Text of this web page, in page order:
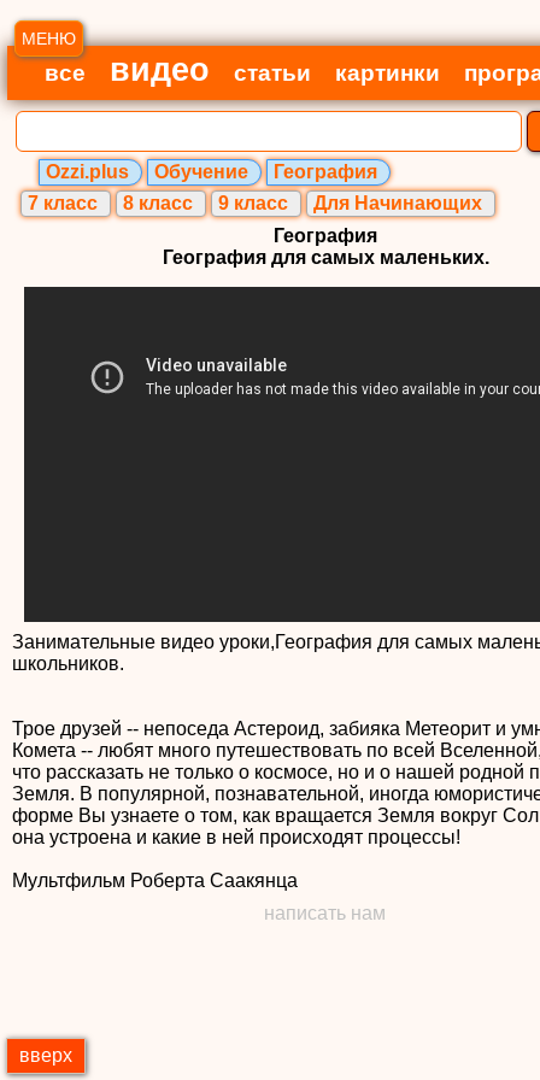
МЕНЮ
все видео статьи картинки
Ozzi.plus Обучение
География
7 класс
8 класс 9 класс
Для Начинающих
География
География для самых маленьких.
Занимательные видео уроки,География для самых
школьников.
Трое друзей -- непоседа Астероид, забияка Метеорит и
Комета -- любят много путешествовать по всей
что рассказать не только о космосе, но и о нашей родной
Земля. В популярной, познавательной, иногда
форме Вы узнаете о том, как вращается Земля вокруг
она устроена и какие в ней происходят процессы!
Мультфильм Роберта Саакянца
написать нам
вверх